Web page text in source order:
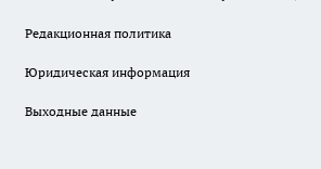
Редакционная политика
Юридическая информация
Выходные данные